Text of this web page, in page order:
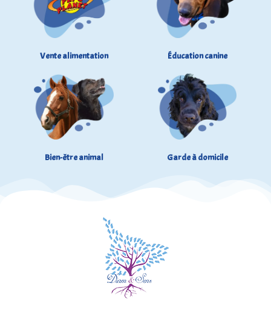
Vente alimentation Éducation canine
Bien-être animal Garde à domicile